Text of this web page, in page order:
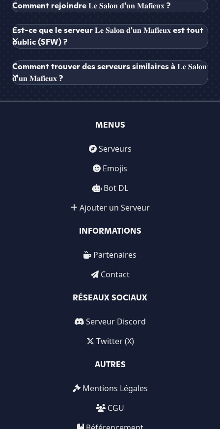
Comment rejoindre 𝐋𝐞 𝐒𝐚𝐥𝐨𝐧 𝐝'𝐮𝐧 𝐌𝐚𝐟𝐢𝐞𝐮𝐱 ?
Est-ce que le serveur 𝐋𝐞 𝐒𝐚𝐥𝐨𝐧 𝐝'𝐮𝐧 𝐌𝐚𝐟𝐢𝐞𝐮𝐱 est tout
public (SFW) ?
Comment trouver des serveurs similaires à 𝐋𝐞 𝐒𝐚𝐥𝐨𝐧
𝐝'𝐮𝐧 𝐌𝐚𝐟𝐢𝐞𝐮𝐱 ?
MENUS
Serveurs
Emojis
Bot DL
Ajouter un Serveur
INFORMATIONS
Partenaires
Contact
RÉSEAUX SOCIAUX
Serveur Discord
Twitter (X)
AUTRES
Mentions Légales
CGU